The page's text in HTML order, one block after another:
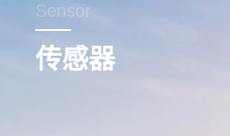
Sensor
传感器